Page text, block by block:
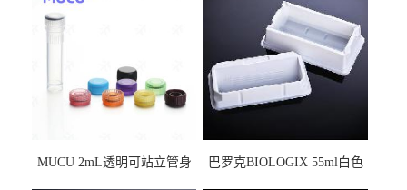
MUCU 2mL透明可站立管身
巴罗克BIOLOGIX 55ml白色